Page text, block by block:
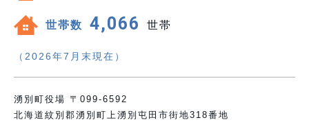
世帯数 4,066 世帯
（2026年7月末現在）
湧別町役場 〒099-6592
北海道紋別郡湧別町上湧別屯田市街地318番地